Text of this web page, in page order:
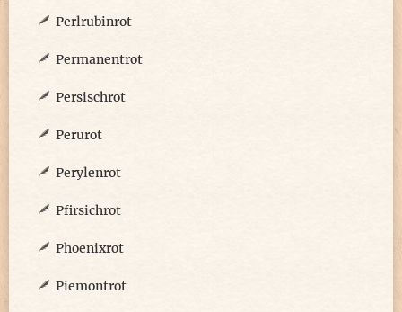
Perlrubinrot
Permanentrot
Persischrot
Perurot
Perylenrot
Pfirsichrot
Phoenixrot
Piemontrot